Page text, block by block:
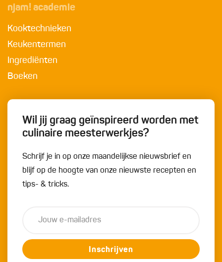
njam! academie
Kooktechnieken
Keukentermen
Ingrediënten
Boeken
Wil jij graag geïnspireerd worden met
culinaire meesterwerkjes?
Schrijf je in op onze maandelijkse nieuwsbrief en
blijf op de hoogte van onze nieuwste recepten en
tips- & tricks.
Inschrijven